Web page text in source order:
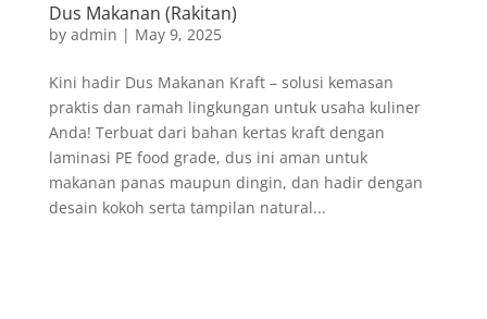
Dus Makanan (Rakitan)
by admin | May 9, 2025
Kini hadir Dus Makanan Kraft – solusi kemasan
praktis dan ramah lingkungan untuk usaha kuliner
Anda! Terbuat dari bahan kertas kraft dengan
laminasi PE food grade, dus ini aman untuk
makanan panas maupun dingin, dan hadir dengan
desain kokoh serta tampilan natural...